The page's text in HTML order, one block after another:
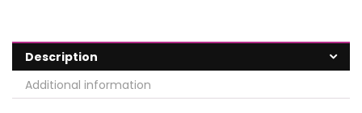
Description
Additional information